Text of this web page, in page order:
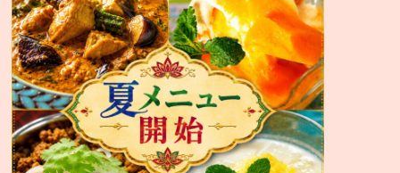
グ
ラ
ン
ド
メ
ニ
ュ
ー